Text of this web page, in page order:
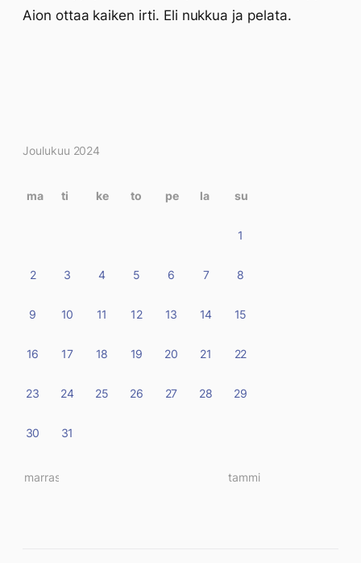
Aion ottaa kaiken irti. Eli nukkua ja pelata.
Kirjoitukset
Joulukuu 2024
ma ti ke to pe la su
1
2 3 4 5 6 7 8
9 10 11 12 13 14 15
16 17 18 19 20 21 22
23 24 25 26 27 28 29
30 31
« marras tammi »